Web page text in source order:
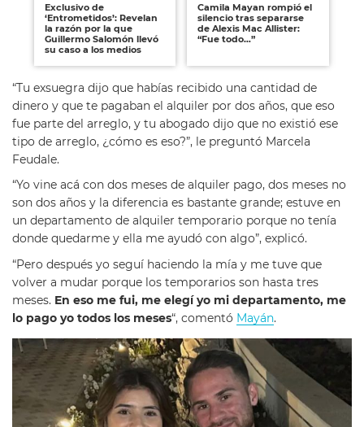
Exclusivo de
‘Entrometidos’: Revelan
la razón por la que
Guillermo Salomón llevó
su caso a los medios
Camila Mayan rompió el
silencio tras separarse
de Alexis Mac Allister:
“Fue todo…”
“Tu exsuegra dijo que habías recibido una cantidad de
dinero y que te pagaban el alquiler por dos años, que eso
fue parte del arreglo, y tu abogado dijo que no existió ese
tipo de arreglo, ¿cómo es eso?”, le preguntó Marcela
Feudale.
“Yo vine acá con dos meses de alquiler pago, dos meses no
son dos años y la diferencia es bastante grande; estuve en
un departamento de alquiler temporario porque no tenía
donde quedarme y ella me ayudó con algo”, explicó.
“Pero después yo seguí haciendo la mía y me tuve que
volver a mudar porque los temporarios son hasta tres
meses. En eso me fui, me elegí yo mi departamento, me
lo pago yo todos los meses“, comentó Mayán.